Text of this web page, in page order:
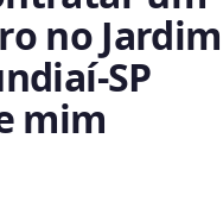
no Jardim
mim